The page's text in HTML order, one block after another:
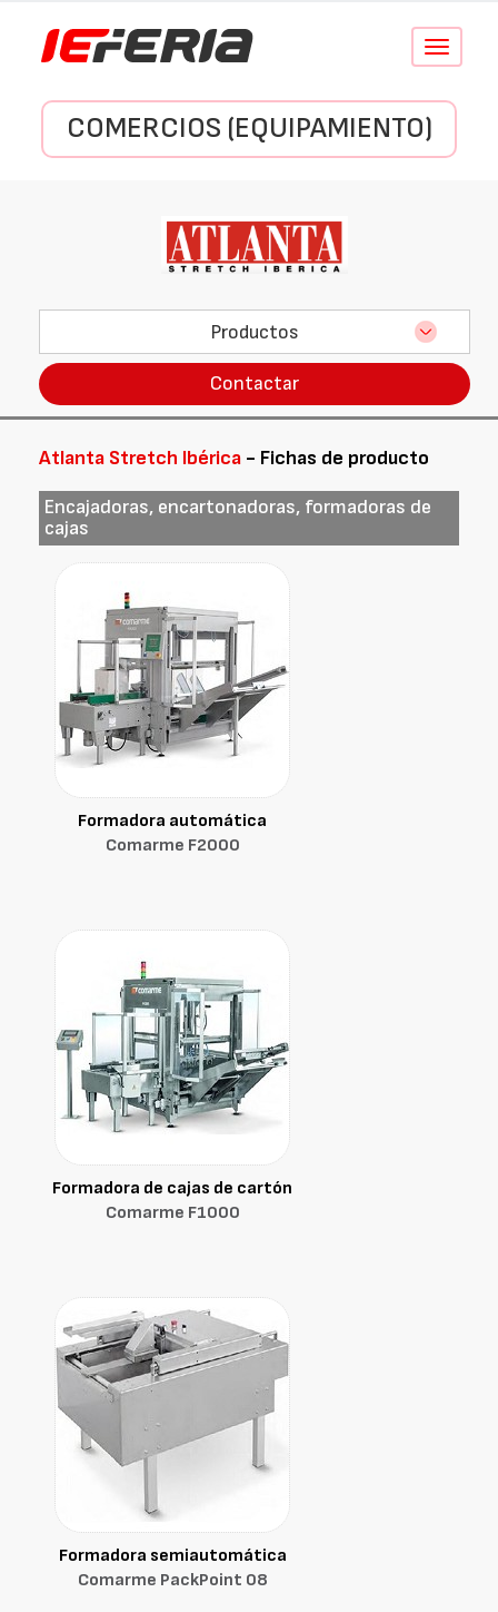
Conmutar
COMERCIOS (EQUIPAMIENTO)
Productos
Contactar
Atlanta Stretch Ibérica - Fichas de producto
Encajadoras, encartonadoras, formadoras de
cajas
Formadora automática
Comarme F2000
Formadora de cajas de cartón
Comarme F1000
Formadora semiautomática
Comarme PackPoint 08